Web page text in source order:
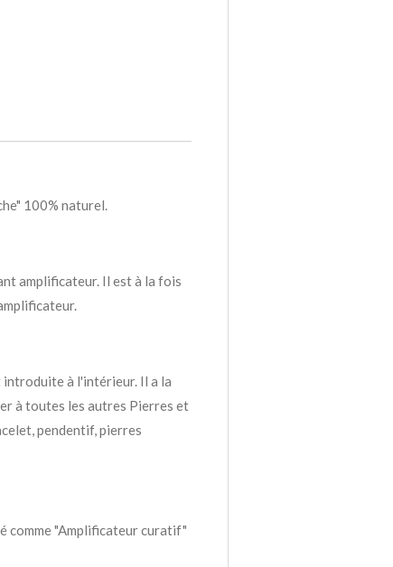
100% naturel.
amplificateur. Il est à la fois
à l'intérieur. Il a la
à toutes les autres Pierres et
pendentif, pierres
comme "Amplificateur curatif"